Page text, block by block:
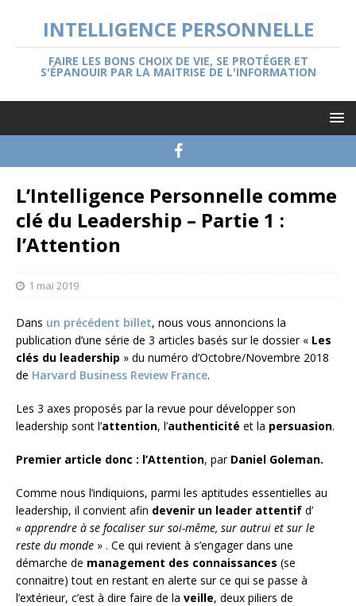
INTELLIGENCE PERSONNELLE
FAIRE LES BONS CHOIX DE VIE, SE PROTÉGER ET
S'ÉPANOUIR PAR LA MAITRISE DE L'INFORMATION
L’Intelligence Personnelle comme
clé du Leadership – Partie 1 :
l’Attention
1 mai 2019
Dans un précédent billet, nous vous annoncions la
publication d’une série de 3 articles basés sur le dossier « Les
clés du leadership » du numéro d’Octobre/Novembre 2018
de Harvard Business Review France.
Les 3 axes proposés par la revue pour développer son
leadership sont l’attention, l’authenticité et la persuasion.
Premier article donc : l’Attention, parDaniel Goleman.
Comme nous l’indiquions, parmi les aptitudes essentielles au
leadership, il convient afin devenir un leader attentif d’
« apprendre à se focaliser sur soi-même, sur autrui et sur le
reste du monde » . Ce qui revient à s’engager dans une
démarche de management des connaissances (se
connaitre) tout en restant en alerte sur ce qui se passe à
l’extérieur, c’est à dire faire de la veille, deux piliers de